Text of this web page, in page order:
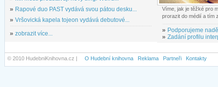
» Rapové duo PAST vydává svou pátou desku...
» Vršovická kapela tojeon vydává debutové...
» zobrazit více...
Víme, jak je těžké pro
prorazit do médií a tím
» Podporujeme
» Zadání profilu
© 2010 HudebniKnihovna.cz | O Hudební knihovna Reklama Partneři Kontakty